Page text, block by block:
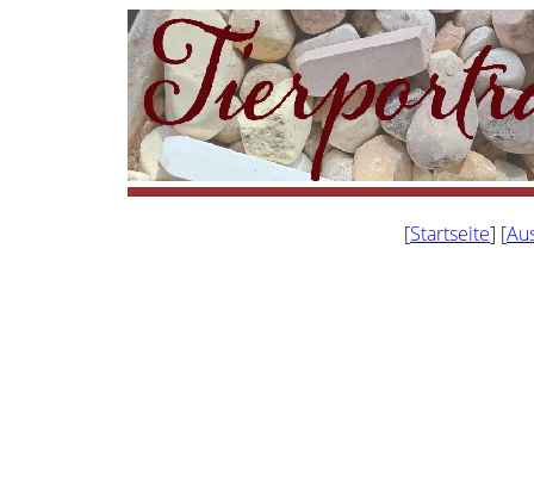
[Startseite] [